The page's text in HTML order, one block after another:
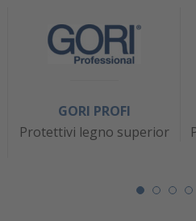
GORI PROFI
Protettivi legno superior